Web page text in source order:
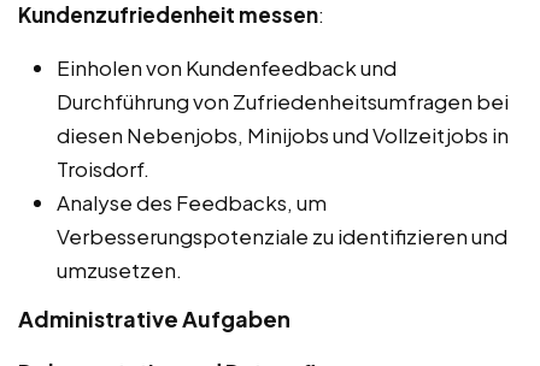
Kundenzufriedenheit messen:
Einholen von Kundenfeedback und
Durchführung von Zufriedenheitsumfragen bei
diesen Nebenjobs, Minijobs und Vollzeitjobs in
Troisdorf.
Analyse des Feedbacks, um
Verbesserungspotenziale zu identifizieren und
umzusetzen.
Administrative Aufgaben